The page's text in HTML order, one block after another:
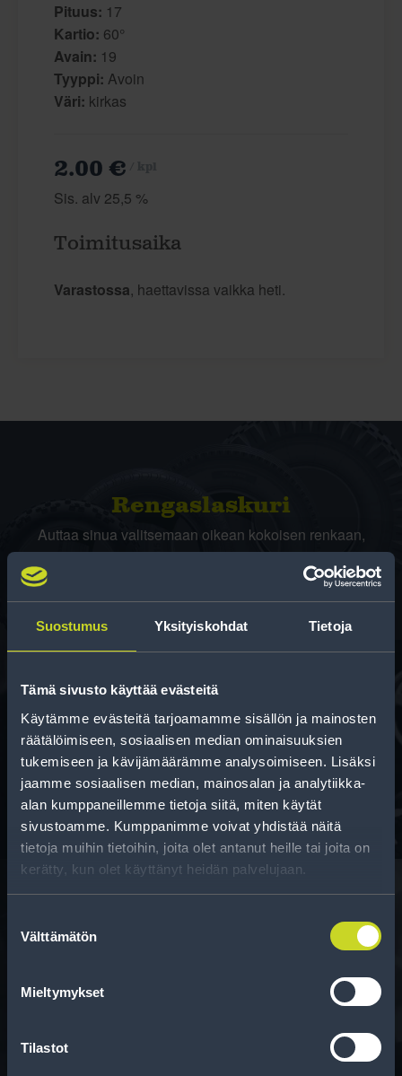
Suostumus Yksityiskohdat Tietoja
Tämä sivusto käyttää evästeitä
Käytämme evästeitä tarjoamamme sisällön ja mainosten
räätälöimiseen, sosiaalisen median ominaisuuksien
tukemiseen ja kävijämäärämme analysoimiseen. Lisäksi
jaamme sosiaalisen median, mainosalan ja analytiikka-
alan kumppaneillemme tietoja siitä, miten käytät
sivustoamme. Kumppanimme voivat yhdistää näitä
tietoja muihin tietoihin, joita olet antanut heille tai joita on
kerätty, kun olet käyttänyt heidän palvelujaan.
valinta
Välttämätön
Mieltymykset
Tilastot
Pituus: 17
Kartio: 60°
Avain: 19
Tyyppi: Avoin
Väri: kirkas
2.00 €
Sis. alv 25,5 %
Toimitusaika
Varastossa, haettavissa vaikka heti.
Rengas­laskuri
Auttaa sinua valitsemaan oikean kokoisen renkaan,
kun vaihdat rengaskokoa.
Rahoitus
Tee ostoksesi RengasCenter-tilillä. Saat
maksuaikaa renkaillesi.
Tavallisen ihmisen tietoa merkinnöistä, renkaista ja